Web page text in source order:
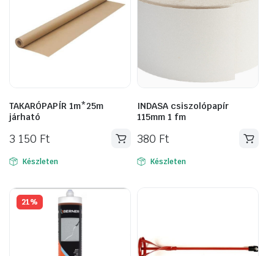
TAKARÓPAPÍR 1m*25m
járható
3 150 Ft
Készleten
INDASA csiszolópapír
115mm 1 fm
380 Ft
Készleten
21%